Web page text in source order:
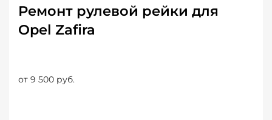
Ремонт рулевой рейки для
Opel Zafira
от 9 500 руб.